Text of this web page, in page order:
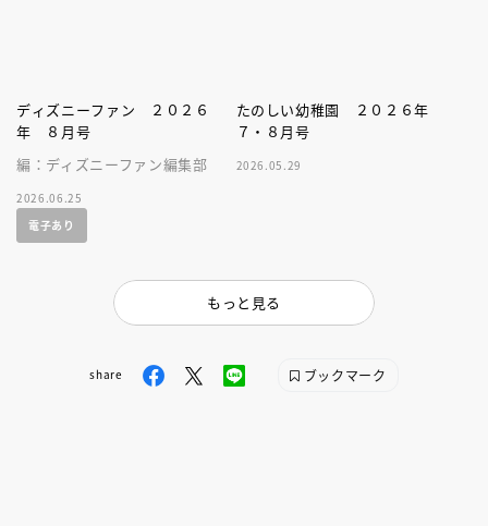
ディズニーファン ２０２６
年 ８月号
編：ディズニーファン編集部
2026.06.25
電子あり
たのしい幼稚園 ２０２６年
７・８月号
2026.05.29
もっと見る
share ブックマーク